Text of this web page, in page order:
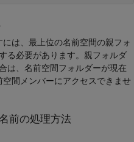
は、最上位の名前空間の親フォ
る必要があります。親フォルダ
は、名前空間フォルダーが現在
間メンバーにアクセスできませ
前の処理方法